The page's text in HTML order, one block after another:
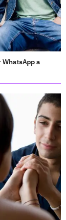
WhatsApp a